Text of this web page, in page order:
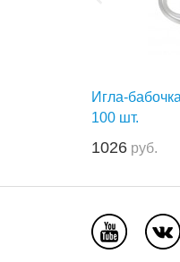
Игла-
100 шт.
1026 руб.